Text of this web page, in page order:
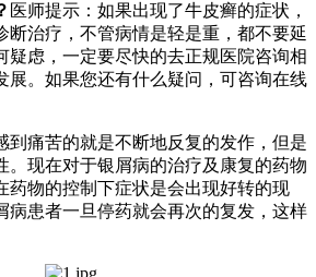
医师提示：如果出现了牛皮癣的症状，
断治疗，不管病情是轻是重，都不要延
疑虑，一定要尽快的去正规医院咨询相
展。如果您还有什么疑问，可咨询在线
到痛苦的就是不断地反复的发作，但是
。现在对于银屑病的治疗及康复的药物
药物的控制下症状是会出现好转的现
病患者一旦停药就会再次的复发，这样